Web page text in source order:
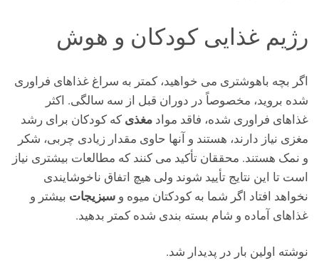
رژیم غذایی کودکان و هوش
اگر بچه باهوشتری می خواهید، کمتر به سراغ غذاهای فراوری
شده بروید، مخصوصاً در دوران قبل از سه سالگی. اکثر
غذاهای فراوری شده، فاقد مواد مغذی که کودکان برای رشد
مغزی نیاز دارند، هستند و آنها حاوی مقدار زیادی چربی، شکر
و نمک هستند. محققان تأکید می کنند که مطالعات بیشتری نیاز
است تا این نتایج تأیید شوند ولی هیچ اتفاق ناخوشایندی
نخواهد افتاد اگر شما به کودکتان میوه و سبزیجات بیشتر و
غذاهای آماده و شام بسته بندی شده کمتر بدهید.
نوشته اولین بار در پدیدار شد.